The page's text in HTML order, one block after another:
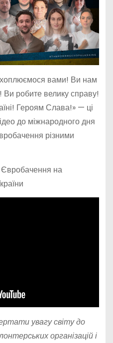
вами! Ви нам
Ви робите велику справу!
Героям Слава!» — ці
до міжнародного дня
різними
Євробачення на
увагу світу до
організацій і